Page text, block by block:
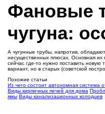
Фановые
чугуна:
А чугунные трубы, напротив,
несущественных плюсах. Основная
сейчас где-то нужно поставить новую
вариант, но в старых (советской
Похожие статьи
Из чего состоит автономная система
Виды кирпичных печей для дома
ямы Виды канализационных колодцев